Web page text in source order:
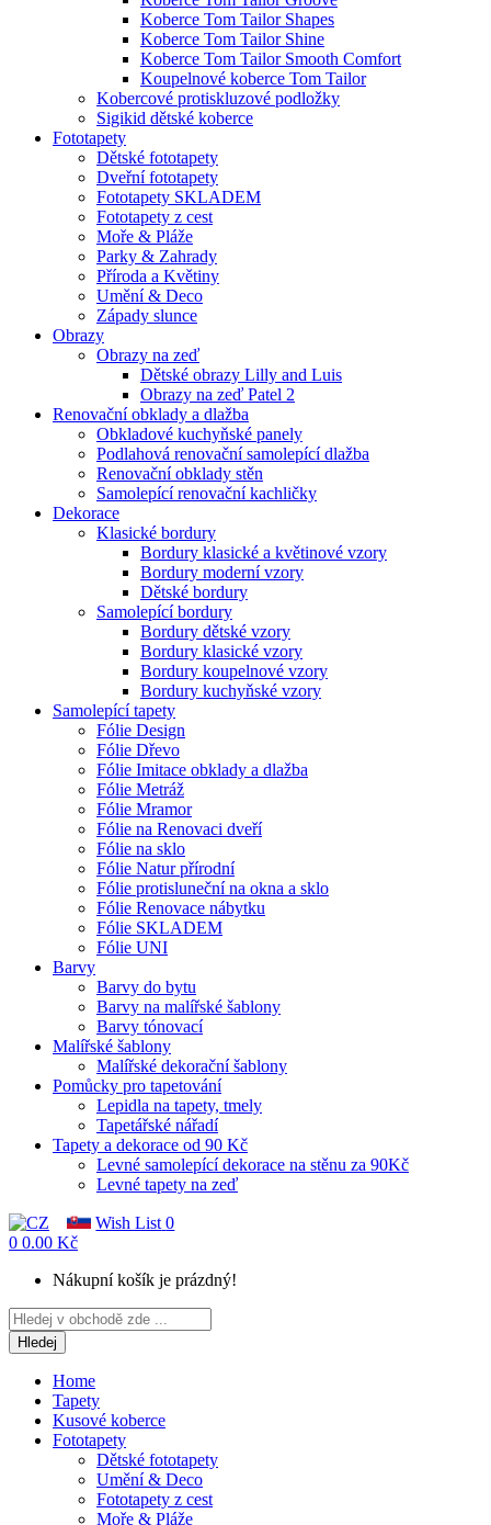
Koberce Tom Tailor Shapes
Koberce Tom Tailor Shine
Koberce Tom Tailor Smooth Comfort
Koupelnové koberce Tom Tailor
Kobercové protiskluzové podložky
Sigikid dětské koberce
Fototapety
Dětské fototapety
Dveřní fototapety
Fototapety SKLADEM
Fototapety z cest
Moře & Pláže
Parky & Zahrady
Příroda a Květiny
Umění & Deco
Západy slunce
Obrazy
Obrazy na zeď
Dětské obrazy Lilly and Luis
Obrazy na zeď Patel 2
Renovační obklady a dlažba
Obkladové kuchyňské panely
Podlahová renovační samolepící dlažba
Renovační obklady stěn
Samolepící renovační kachličky
Dekorace
Klasické bordury
Bordury klasické a květinové vzory
Bordury moderní vzory
Dětské bordury
Samolepící bordury
Bordury dětské vzory
Bordury klasické vzory
Bordury koupelnové vzory
Bordury kuchyňské vzory
Samolepící tapety
Fólie Design
Fólie Dřevo
Fólie Imitace obklady a dlažba
Fólie Metráž
Fólie Mramor
Fólie na Renovaci dveří
Fólie na sklo
Fólie Natur přírodní
Fólie protisluneční na okna a sklo
Fólie Renovace nábytku
Fólie SKLADEM
Fólie UNI
Barvy
Barvy do bytu
Barvy na malířské šablony
Barvy tónovací
Malířské šablony
Malířské dekorační šablony
Pomůcky pro tapetování
Lepidla na tapety, tmely
Tapetářské nářadí
Tapety a dekorace od 90 Kč
Levné samolepící dekorace na stěnu za 90Kč
Levné tapety na zeď
Wish List 0
0 0.00 Kč
Nákupní košík je prázdný!
Hledej
Home
Tapety
Kusové koberce
Fototapety
Dětské fototapety
Umění & Deco
Fototapety z cest
Moře & Pláže